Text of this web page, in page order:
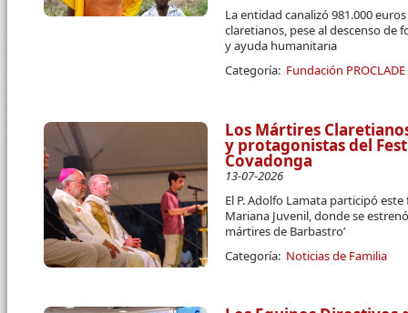
La entidad canalizó 981.000
claretianos, pese al descenso
y ayuda humanitaria
Categoría: Fundación PROCLADE
Los Mártires
y protagonistas del
Covadonga
13-07-2026
El P. Adolfo Lamata participó
Mariana Juvenil, donde se
mártires de Barbastro’
Categoría: Noticias de Familia